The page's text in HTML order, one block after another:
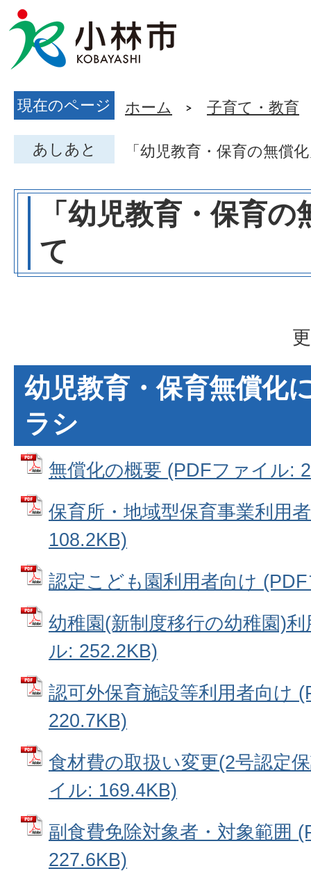
現在のページ ホーム 子育て・教育
あしあと 「幼児教育・保育の無償
「幼児教育・保育
て
幼児教育・保育無償化
ラシ
無償化の概要 (PDFファイル:
保育所・地域型保育事業利用
108.2KB)
認定こども園利用者向け
幼稚園(新制度移行の幼稚園)
ル: 252.2KB)
認可外保育施設等利用者向け
220.7KB)
食材費の取扱い変更(2号認定
イル: 169.4KB)
副食費免除対象者・対象範囲
227.6KB)